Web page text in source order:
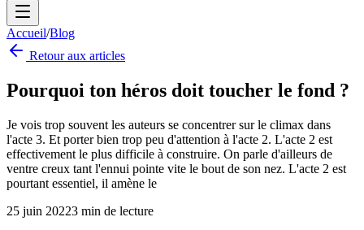
Accueil/Blog
Retour aux articles
Pourquoi ton héros doit toucher le fond ?
Je vois trop souvent les auteurs se concentrer sur le climax dans
l'acte 3. Et porter bien trop peu d'attention à l'acte 2. L'acte 2 est
effectivement le plus difficile à construire. On parle d'ailleurs de
ventre creux tant l'ennui pointe vite le bout de son nez. L'acte 2 est
pourtant essentiel, il amène le
25 juin 20223 min de lecture